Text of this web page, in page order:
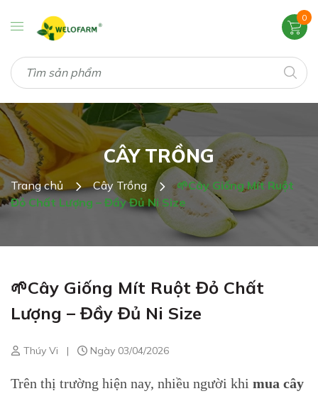
0
CÂY TRỒNG
Trang chủ Cây Trồng
🌱Cây Giống Mít Ruột
Đỏ Chất Lượng – Đầy Đủ Ni Size
🌱Cây Giống Mít Ruột Đỏ Chất
Lượng – Đầy Đủ Ni Size
Thúy Vi | Ngày 03/04/2026
Trên thị trường hiện nay, nhiều người khi mua cây